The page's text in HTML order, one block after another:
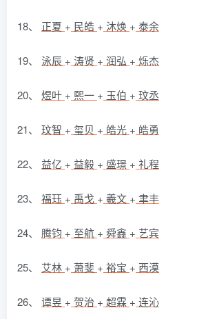
18、 正夏 + 民皓 + 沐焕 + 泰余
19、 泳辰 + 涛贤 + 润弘 + 烁杰
20、 煜叶 + 熙一 + 玉伯 + 玟丞
21、 玟智 + 玺贝 + 皓光 + 皓勇
22、 益亿 + 益毅 + 盛璟 + 礼程
23、 福珏 + 禹戈 + 羲文 + 聿丰
24、 腾钧 + 至航 + 舜鑫 + 艺宾
25、 艾林 + 萧斐 + 裕宝 + 西漠
26、 谭昱 + 贺治 + 超霖 + 连沁